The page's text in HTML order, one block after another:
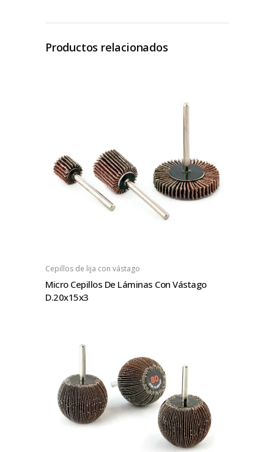
Productos relacionados
Cepillos de lija con vástago
Micro Cepillos De Láminas Con Vástago
D.20x15x3